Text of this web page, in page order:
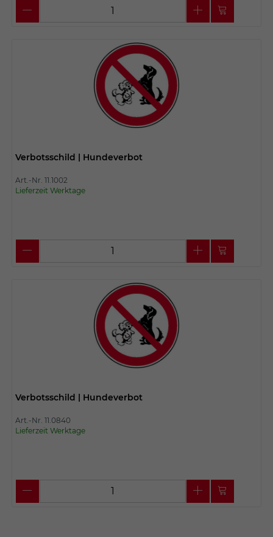
Verbotsschild | Hundeverbot
Art.-Nr. 11.1002
Lieferzeit Werktage
Verbotsschild | Hundeverbot
Art.-Nr. 11.0840
Lieferzeit Werktage